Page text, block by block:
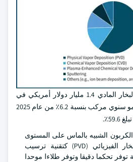
بلغت قيمة قطاع ترسيب البخار المادي 1.4 مليار دولار أمريكي في
عام 2024 واكتسببه معدل نمو سنوي مركب بنسبة 6.2٪ من عام 2025
الشبيه بالماس على المستوى
العالمي ترسيب البخار الفيزيائي (PVD) كتقنية ترسيب
توفر تحكما دقيقا وتوفر طلاءا موحدا